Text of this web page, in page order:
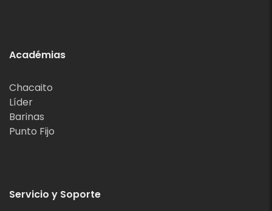
Académias
Chacaito
Líder
Barinas
Punto Fijo
Servicio y Soporte